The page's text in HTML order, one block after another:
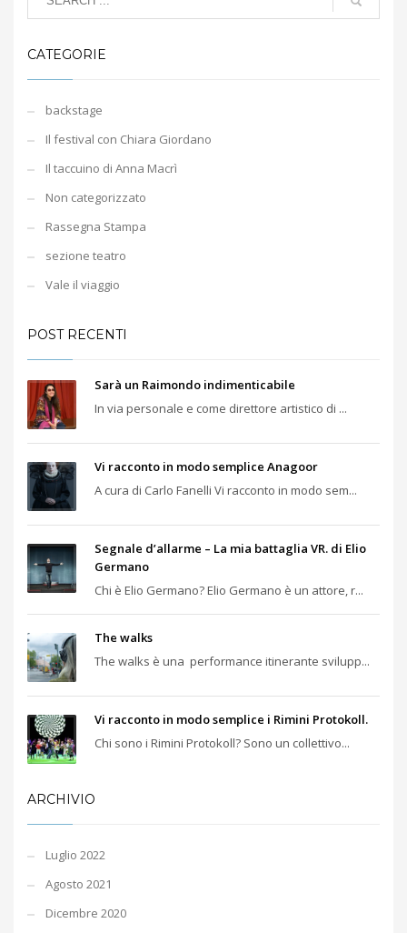
CATEGORIE
backstage
Il festival con Chiara Giordano
Il taccuino di Anna Macrì
Non categorizzato
Rassegna Stampa
sezione teatro
Vale il viaggio
POST RECENTI
Sarà un Raimondo indimenticabile
In via personale e come direttore artistico di ...
Vi racconto in modo semplice Anagoor
A cura di Carlo Fanelli Vi racconto in modo sem...
Segnale d’allarme – La mia battaglia VR. di Elio
Germano
Chi è Elio Germano? Elio Germano è un attore, r...
The walks
The walks è una performance itinerante svilupp...
Vi racconto in modo semplice i Rimini Protokoll.
Chi sono i Rimini Protokoll? Sono un collettivo...
ARCHIVIO
Luglio 2022
Agosto 2021
Dicembre 2020